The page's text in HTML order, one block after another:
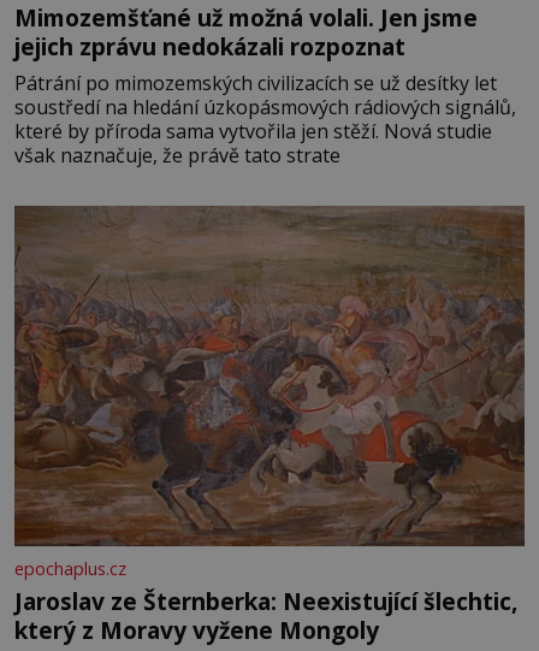
Mimozemšťané už možná volali. Jen jsme
jejich zprávu nedokázali rozpoznat
Pátrání po mimozemských civilizacích se už desítky let
soustředí na hledání úzkopásmových rádiových signálů,
které by příroda sama vytvořila jen stěží. Nová studie
však naznačuje, že právě tato strate
epochaplus.cz
Jaroslav ze Šternberka: Neexistující šlechtic,
který z Moravy vyžene Mongoly